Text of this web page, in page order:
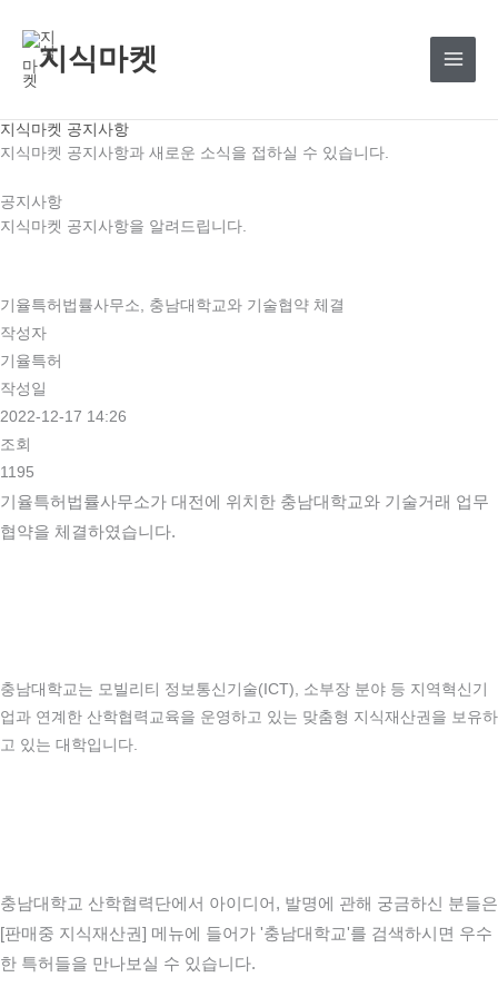
건
너
기
지식마켓
지식마켓 공지사항
지식마켓 공지사항과 새로운 소식을 접하실 수 있습니다.
공지사항
지식마켓 공지사항을 알려드립니다.
기율특허법률사무소, 충남대학교와 기술협약 체결
작성자
기율특허
작성일
2022-12-17 14:26
조회
1195
기율특허법률사무소가 대전에 위치한 충남대학교와 기술거래 업무
협약을 체결하였습니다.
충남대학교는 모빌리티 정보통신기술(ICT), 소부장 분야 등 지역혁신기
업과 연계한 산학협력교육을 운영하고 있는 맞춤형 지식재산권을 보유하
고 있는 대학입니다.
충남대학교 산학협력단에서 아이디어, 발명에 관해 궁금하신 분들은
[판매중 지식재산권] 메뉴에 들어가 '충남대학교'를 검색하시면 우수
한 특허들을 만나보실 수 있습니다.